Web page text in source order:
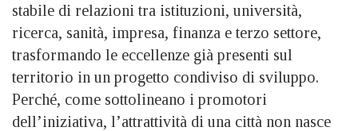
stabile di relazioni tra istituzioni, università,
ricerca, sanità, impresa, finanza e terzo settore,
trasformando le eccellenze già presenti sul
territorio in un progetto condiviso di sviluppo.
Perché, come sottolineano i promotori
dell’iniziativa, l’attrattività di una città non nasce